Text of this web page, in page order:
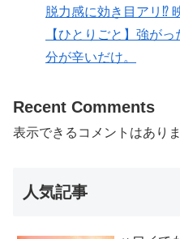
脱力感に効き目アリ⁉
【ひとりごと】強が
分が辛いだけ。
Recent Comments
表示できるコメントはありま
人気記事